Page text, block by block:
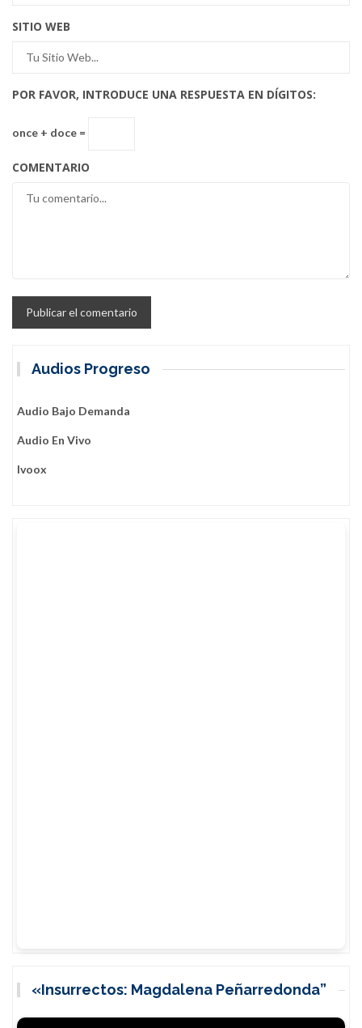
SITIO WEB
POR FAVOR, INTRODUCE UNA RESPUESTA EN DÍGITOS:
once + doce =
COMENTARIO
Audios Progreso
Audio Bajo Demanda
Audio En Vivo
Ivoox
«Insurrectos: Magdalena Peñarredonda”